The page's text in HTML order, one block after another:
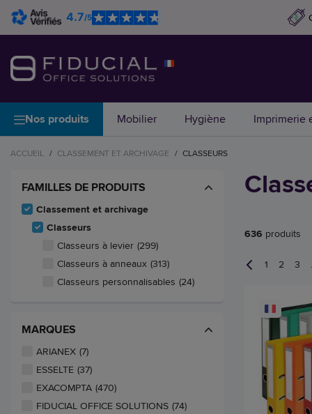
4.7/5
Nos produits Mobilier Hygiène Imprimerie
ACCUEIL / CLASSEMENT ET ARCHIVAGE / CLASSEURS
FAMILLES DE PRODUITS
Classement et archivage
Classeurs
Classeurs à levier (299)
Classeurs à anneaux (313)
Classeurs personnalisables (24)
MARQUES
ARIANEX (7)
ESSELTE (37)
EXACOMPTA (470)
FIDUCIAL OFFICE SOLUTIONS (74)
636 produits
1 2 3